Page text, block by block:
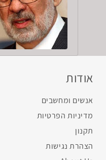
אודות
אנשים ומחשבים
מדיניות הפרטיות
תקנון
הצהרת נגישות